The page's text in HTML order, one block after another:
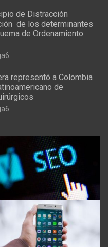
de Distracción
de los determinantes
de Ordenamiento
representó a Colombia
de